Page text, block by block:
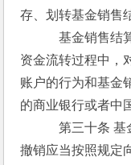
存、划转基金销售
基金销售结算
资金流转过程中，
账户的行为和基金
的商业银行或者中
第三十条 基金
撤销应当按照规定